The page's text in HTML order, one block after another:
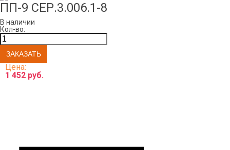
ПП-9 СЕР.3.006.1-8
В наличии
Кол-во:
Цена:
1 452 руб.